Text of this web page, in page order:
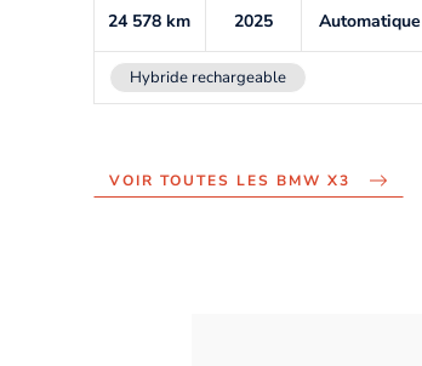
24 578km 2025 Automatique
Hybride rechargeable
VOIR TOUTES LES BMW X3